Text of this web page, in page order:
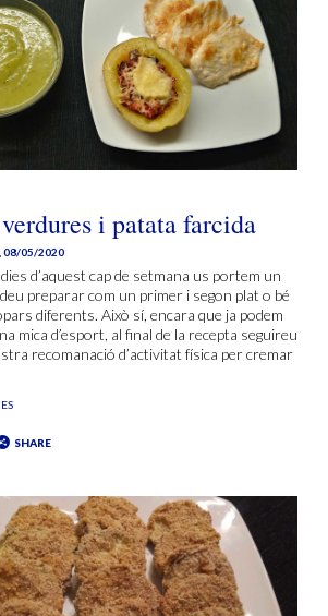
i patata farcida
08/05/2020
d’aquest cap de setmana us portem un
preparar com un primer i segon plat o bé
diferents. Això sí, encara que ja podem
mica d’esport, al final de la recepta seguireu
recomanació d’activitat física per cremar
SHARE